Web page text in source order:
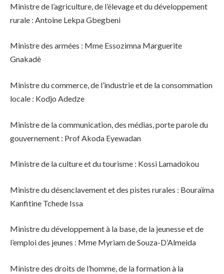
Ministre de l’agriculture, de l’élevage et du développement
rurale : Antoine Lekpa Gbegbeni
Ministre des armées : Mme Essozimna Marguerite
Gnakadè
Ministre du commerce, de l’industrie et de la consommation
locale : Kodjo Adedze
Ministre de la communication, des médias, porte parole du
gouvernement : Prof Akoda Eyewadan
Ministre de la culture et du tourisme : Kossi Lamadokou
Ministre du désenclavement et des pistes rurales : Bouraïma
Kanfitine Tchede Issa
Ministre du développement à la base, de la jeunesse et de
l’emploi des jeunes : Mme Myriam de Souza-D’Almeida
Ministre des droits de l’homme, de la formation à la